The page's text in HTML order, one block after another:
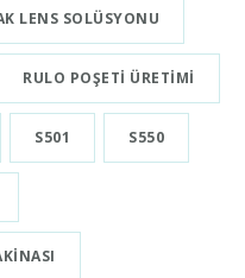
LENS SOLÜSYONU
RULO POŞETI ÜRETIMI
S501 S550